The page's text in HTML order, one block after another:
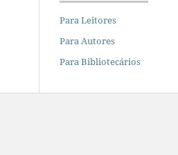
Para Leitores
Para Autores
Para Bibliotecários